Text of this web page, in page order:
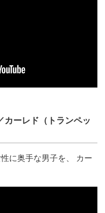
カーレド（トランペッ
に奥手な男子を、 カー